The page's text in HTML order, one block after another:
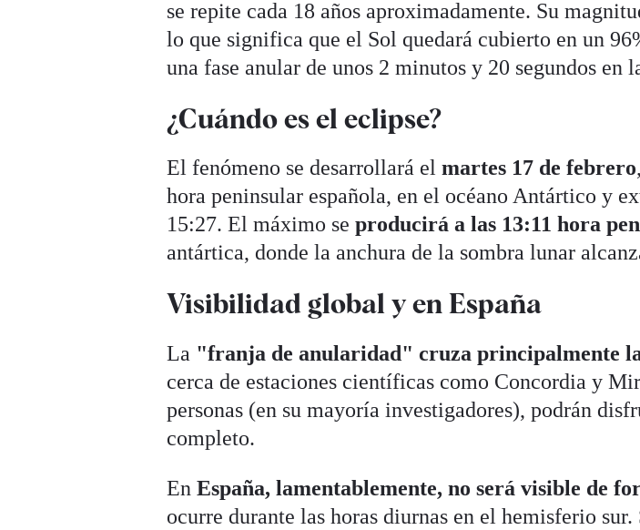
se repite cada 18 años aproximadamente. Su
lo que significa que el Sol quedará cubierto en un
una fase anular de unos 2 minutos y 20 segundos en
¿Cuándo es el eclipse?
El fenómeno se desarrollará elmartes 17 de febrero
hora peninsular española, en el océano Antártico y
15:27. El máximo seproducirá a las 13:11 hora
antártica, donde la anchura de la sombra lunar
Visibilidad global y en España
La "franja de anularidad" cruza principalmente
cerca de estaciones científicas como Concordia y
personas (en su mayoría investigadores), podrán
completo.
EnEspaña, lamentablemente, no será visible de
ocurre durante las horas diurnas en el hemisferio